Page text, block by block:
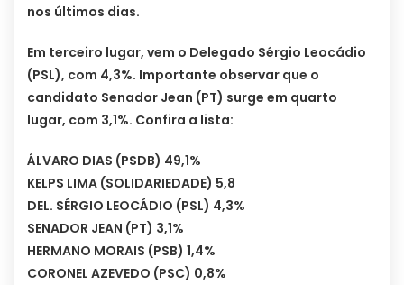
nos últimos dias.
Em terceiro lugar, vem o Delegado Sérgio Leocádio
(PSL), com 4,3%. Importante observar que o
candidato Senador Jean (PT) surge em quarto
lugar, com 3,1%. Confira a lista:
ÁLVARO DIAS (PSDB) 49,1%
KELPS LIMA (SOLIDARIEDADE) 5,8
DEL. SÉRGIO LEOCÁDIO (PSL) 4,3%
SENADOR JEAN (PT) 3,1%
HERMANO MORAIS (PSB) 1,4%
CORONEL AZEVEDO (PSC) 0,8%